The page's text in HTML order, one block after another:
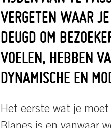
VERGETEN WAAR
DEUGD OM
VOELEN, HEBBEN
DYNAMISCHE EN
Het eerste wat je